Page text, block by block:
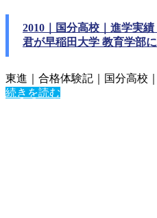
2010｜国分高校｜進学実
君が早稲田大学 教育学部
東進｜合格体験記｜国分高校
続きを読む